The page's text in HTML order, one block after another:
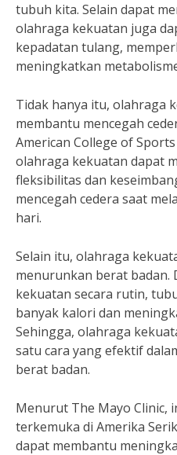
tubuh kita. Selain dapat
olahraga kekuatan juga
kepadatan tulang,
meningkatkan
Tidak hanya itu, olahraga
membantu mencegah
American College of Sports
olahraga kekuatan dapat
fleksibilitas dan
mencegah cedera saat
hari.
Selain itu, olahraga
menurunkan berat badan.
kekuatan secara rutin,
banyak kalori dan
Sehingga, olahraga
satu cara yang efektif
berat badan.
Menurut The Mayo Clinic,
terkemuka di Amerika
dapat membantu